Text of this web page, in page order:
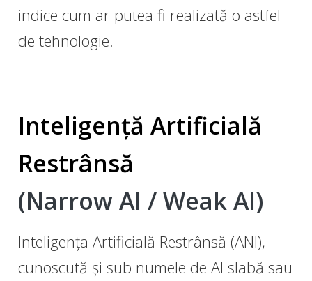
indice cum ar putea fi realizată o astfel
de tehnologie.
Inteligență Artificială
Restrânsă
(Narrow AI / Weak AI)
Inteligența Artificială Restrânsă (ANI),
cunoscută și sub numele de AI slabă sau